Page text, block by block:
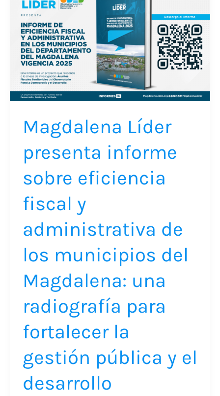
Magdalena Líder
presenta informe
sobre eficiencia
fiscal y
administrativa de
los municipios del
Magdalena: una
radiografía para
fortalecer la
gestión pública y el
desarrollo
Líder
presenta
informe
sobre
eficiencia
fiscal
y
de
los
municipios
del
una
radiografía
para
fortalecer
gestión
pública
y
el
territorial